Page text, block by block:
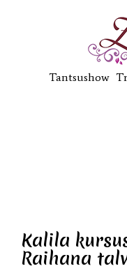
Tantsushow
Kalila
Raihana